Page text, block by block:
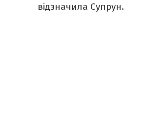
відзначила Супрун.